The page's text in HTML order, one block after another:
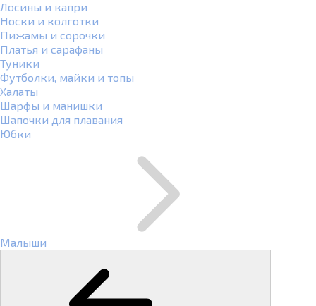
Лосины и капри
Носки и колготки
Пижамы и сорочки
Платья и сарафаны
Туники
Футболки, майки и топы
Халаты
Шарфы и манишки
Шапочки для плавания
Юбки
Малыши